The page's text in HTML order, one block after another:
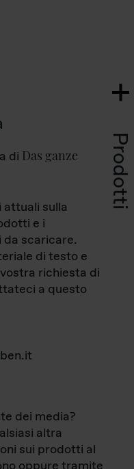
Prodotti
di Das ganze
sulla
e i
scaricare.
di testo e
richiesta di
a questo
dei media?
altra
sui prodotti al
oppure tramite